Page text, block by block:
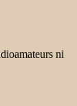
ni